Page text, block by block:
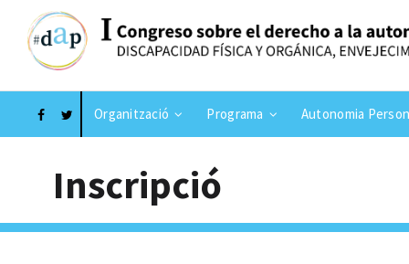
Organització Programa Autonomia
Inscripció